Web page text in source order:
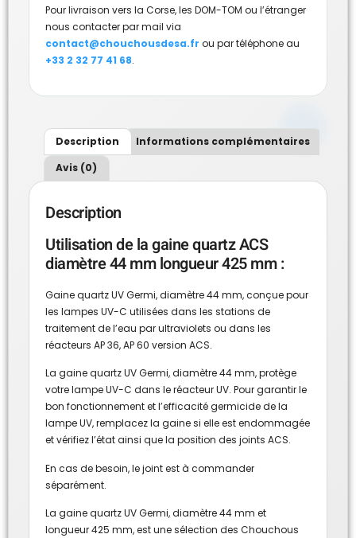
Pour livraison vers la Corse, les DOM-TOM ou l’étranger
nous contacter par mail via
contact@chouchousdesa.fr ou par téléphone au
+33 2 32 77 41 68.
Description
Informations complémentaires
Avis (0)
Description
Utilisation de la gaine quartz ACS
diamètre 44 mm longueur 425 mm :
Gaine quartz UV Germi, diamètre 44 mm, conçue pour
les lampes UV-C utilisées dans les stations de
traitement de l’eau par ultraviolets ou dans les
réacteurs AP 36, AP 60 version ACS.
La gaine quartz UV Germi, diamètre 44 mm, protège
votre lampe UV-C dans le réacteur UV. Pour garantir le
bon fonctionnement et l’efficacité germicide de la
lampe UV, remplacez la gaine si elle est endommagée
et vérifiez l’état ainsi que la position des joints ACS.
En cas de besoin, le joint est à commander
séparément.
La gaine quartz UV Germi, diamètre 44 mm et
longueur 425 mm, est une sélection des Chouchous